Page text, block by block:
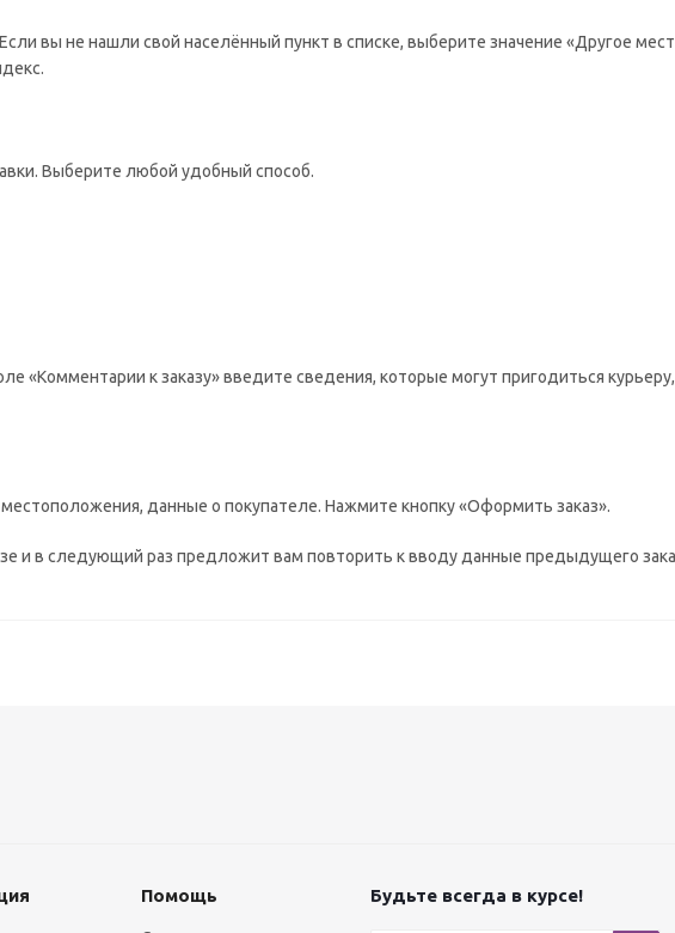
вы не нашли свой населённый пункт в списке, выберите значение «Другое
Выберите любой удобный способ.
«Комментарии к заказу» введите сведения, которые могут пригодиться
данные о покупателе. Нажмите кнопку «Оформить заказ».
и в следующий раз предложит вам повторить к вводу данные предыдущего
Помощь Будьте всегда в курсе!